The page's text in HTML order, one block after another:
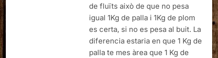
de fluïts això de que no pesa
igual 1Kg de palla i 1Kg de plom
es certa, si no es pesa al buit. La
diferencia estaria en que 1 Kg de
palla te mes àrea que 1 Kg de